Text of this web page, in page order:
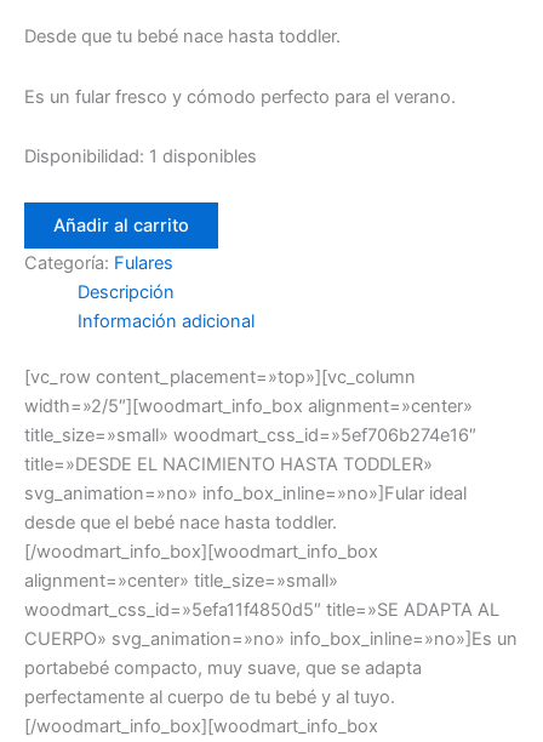
Desde que tu bebé nace hasta toddler.
Es un fular fresco y cómodo perfecto para el verano.
Disponibilidad: 1 disponibles
Añadir al carrito
Categoría: Fulares
Descripción
Información adicional
[vc_row content_placement=»top»][vc_column
width=»2/5″][woodmart_info_box alignment=»center»
title_size=»small» woodmart_css_id=»5ef706b274e16″
title=»DESDE EL NACIMIENTO HASTA TODDLER»
svg_animation=»no» info_box_inline=»no»]Fular ideal
desde que el bebé nace hasta toddler.
[/woodmart_info_box][woodmart_info_box
alignment=»center» title_size=»small»
woodmart_css_id=»5efa11f4850d5″ title=»SE ADAPTA AL
CUERPO» svg_animation=»no» info_box_inline=»no»]Es un
portabebé compacto, muy suave, que se adapta
perfectamente al cuerpo de tu bebé y al tuyo.
[/woodmart_info_box][woodmart_info_box